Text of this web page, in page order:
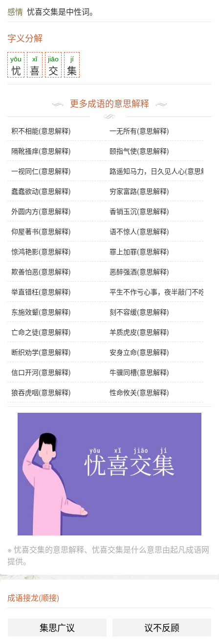
感情 忧喜交集是中性词。
字义分解
yōu
忧
xǐ
喜
jiāo
交
jí
集
更多成语的意思解释
积不相能(意思解释) 一无所有(意思解释)
隔靴搔痒(意思解释) 颐指气使(意思解释)
一视同仁(意思解释) 路遥知马力，日久见人心(意思解释)
蠢蠢欲动(意思解释) 穷家富路(意思解释)
外圆内方(意思解释) 香销玉沉(意思解释)
仰屋著书(意思解释) 语不惊人(意思解释)
惊鸿艳影(意思解释) 罪上加罪(意思解释)
欺善怕恶(意思解释) 恶醉强酒(意思解释)
举直错枉(意思解释) 平生不作亏心事，夜半敲门不吃惊(
东施效颦(意思解释) 刻不容缓(意思解释)
亡命之徒(意思解释) 羊质虎皮(意思解释)
断织劝学(意思解释) 安身立命(意思解释)
信口开河(意思解释) 牛骥同槽(意思解释)
狼吞虎咽(意思解释) 性命攸关(意思解释)
※ 忧喜交集的意思解释、忧喜交集是什么意思由起凡成语网
提供。
成语接龙(顺接)
集思广议 议不反顾